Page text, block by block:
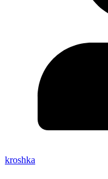
kroshka